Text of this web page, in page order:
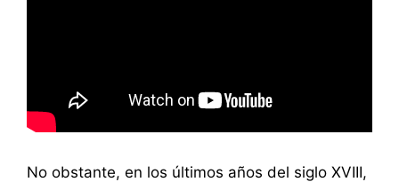
No obstante, en los últimos años del siglo XVIII,